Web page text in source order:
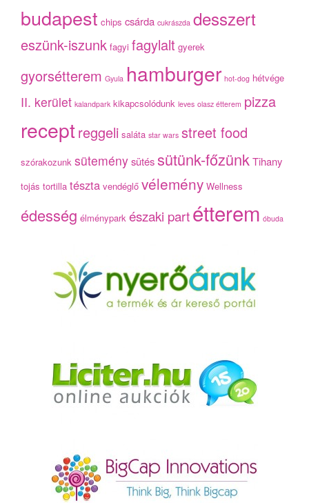
budapest chips csárda cukrászda desszert
eszünk-iszunk fagyi fagylalt gyerek
gyorsétterem Gyula hamburger hot-dog hétvége
II. kerület kalandpark kikapcsolódunk leves olasz étterem pizza
receptreggeli saláta star wars street food
szórakozunk süteménysütéssütünk-főzünk Tihany
tojás tortilla tészta vendéglő vélemény Wellness
édesség élménypark északi partétterem óbuda